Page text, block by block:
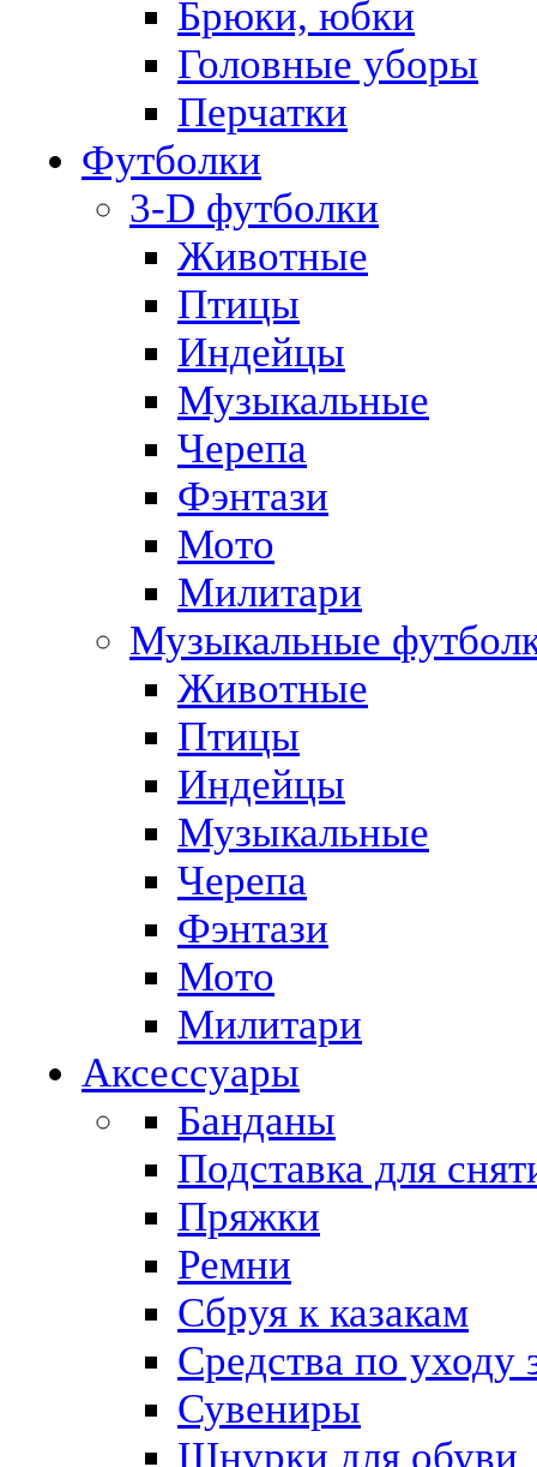
Брюки, юбки
Головные уборы
Перчатки
Футболки
3-D футболки
Животные
Птицы
Индейцы
Музыкальные
Черепа
Фэнтази
Мото
Милитари
Музыкальные
Животные
Птицы
Индейцы
Музыкальные
Черепа
Фэнтази
Мото
Милитари
Аксессуары
Банданы
Подставка для
Пряжки
Ремни
Сбруя к казакам
Средства по уходу
Сувениры
Шнурки для обуви